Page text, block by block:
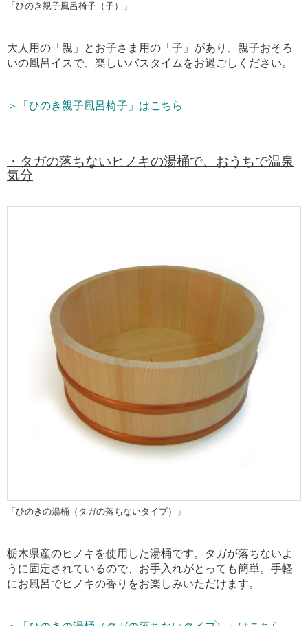
「ひのき親子風呂椅子（子）」
大人用の「親」とお子さま用の「子」があり、親子おそろ
いの風呂イスで、楽しいバスタイムをお過ごしください。
＞「ひのき親子風呂椅子」はこちら
・タガの落ちないヒノキの湯桶で、おうちで温泉
気分
「ひのきの湯桶（タガの落ちないタイプ）」
栃木県産のヒノキを使用した湯桶です。タガが落ちないよ
うに固定されているので、お手入れがとっても簡単。手軽
にお風呂でヒノキの香りをお楽しみいただけます。